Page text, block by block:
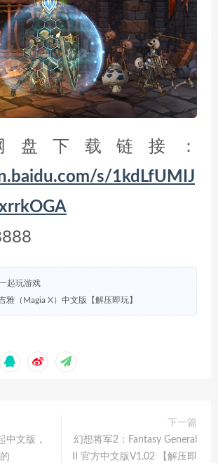
盘下载链接：
s/1kdLfUMIJ
起玩游戏
雅（Magia X）中文版【解压即玩】
中文版，
下一篇
幻想将军2：Fantasy General
II 官方中文版V1.02 【解压即